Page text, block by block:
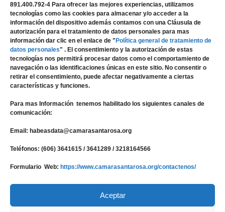
891.400.792-4 Para ofrecer las mejores experiencias, utilizamos
tecnologías como las cookies para almacenar y/o acceder a la
información del dispositivo además contamos con una Cláusula de
autorización para el tratamiento de datos personales para mas
información dar clic en el enlace de " Política general de tratamiento de
datos personales" . El consentimiento y la autorización de estas
tecnologías nos permitirá procesar datos como el comportamiento de
navegación o las identificaciones únicas en este sitio. No consentir o
retirar el consentimiento, puede afectar negativamente a ciertas
características y funciones.
Para mas Información tenemos habilitado los siguientes canales de
comunicación:
Email: habeasdata@camarasantarosa.org
Teléfonos: (606) 3641615 / 3641289 / 3218164566
Formulario Web: https://www.camarasantarosa.org/contactenos/
Aceptar
Compra de Certificados
Desarrollo Empresarial
Crear Empresa
Contáctenos
Facebook
Twitter
Instagram